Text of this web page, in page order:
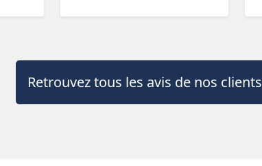
Retrouvez tous les avis de nos clients